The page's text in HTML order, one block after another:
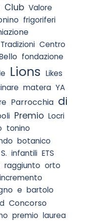
Club Valore
frigoriferi
Tradizioni Centro
fondazione
Lions Likes
matera YA
Parrocchia di
Premio Locri
tonino
botanico
S. infantili ETS
raggiunto orto
incremento
e bartolo
Concorso
premio laurea